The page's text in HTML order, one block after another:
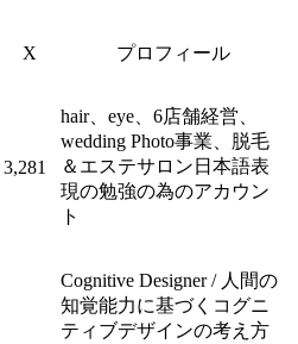
X プロフィール
3,281
hair、eye、6店舗経営、
wedding Photo事業、脱毛
＆エステサロン日本語表
現の勉強の為のアカウン
ト
Cognitive Designer / 人間の
知覚能力に基づくコグニ
ティブデザインの考え方